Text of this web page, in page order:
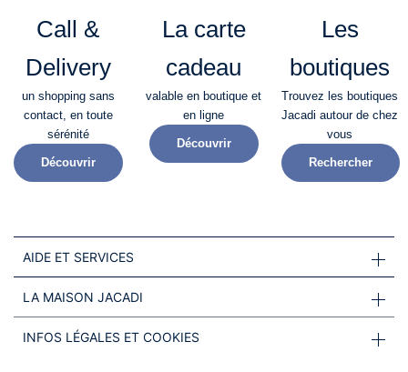
Call &
Delivery
un shopping sans
contact, en toute
sérénité​
Découvrir
La carte
cadeau
valable en boutique et
en ligne
Découvrir
Les
boutiques
Trouvez les boutiques
Jacadi autour de chez
vous
Rechercher
AIDE ET SERVICES
LA MAISON JACADI
INFOS LÉGALES ET COOKIES